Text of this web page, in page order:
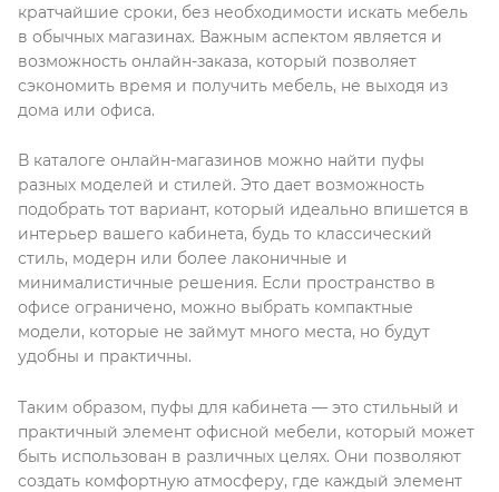
кратчайшие сроки, без необходимости искать мебель
в обычных магазинах. Важным аспектом является и
возможность онлайн-заказа, который позволяет
сэкономить время и получить мебель, не выходя из
дома или офиса.
В каталоге онлайн-магазинов можно найти пуфы
разных моделей и стилей. Это дает возможность
подобрать тот вариант, который идеально впишется в
интерьер вашего кабинета, будь то классический
стиль, модерн или более лаконичные и
минималистичные решения. Если пространство в
офисе ограничено, можно выбрать компактные
модели, которые не займут много места, но будут
удобны и практичны.
Таким образом, пуфы для кабинета — это стильный и
практичный элемент офисной мебели, который может
быть использован в различных целях. Они позволяют
создать комфортную атмосферу, где каждый элемент